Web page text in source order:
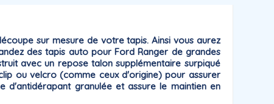
sur mesurede votre tapis. Ainsi vous aurez
des tapis auto pour Ford Ranger de grandes
avec un repose talon supplémentaire surpiqué
ou velcro (comme ceux d'origine) pour assurer
d'antidérapantgranulée et assure le maintien en